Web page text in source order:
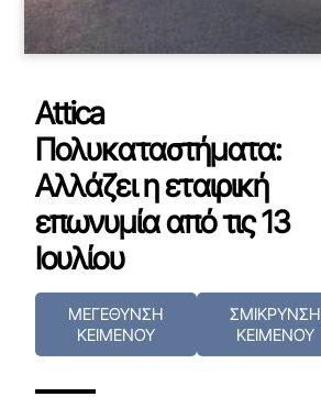
Attica
Πολυκαταστήματα:
Αλλάζει η εταιρική
επωνυμία από τις 13
Ιουλίου
ΜΕΓΕΘΥΝΣΗ
ΚΕΙΜΕΝΟΥ
ΣΜΙΚΡΥΝΣΗ
ΚΕΙΜΕΝΟΥ